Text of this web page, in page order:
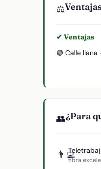
⚖️
✔ Ventajas
🟢 Calle
👥¿Para
👨‍💻fibra